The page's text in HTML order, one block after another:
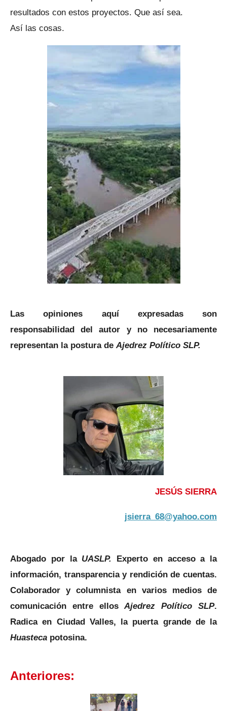
resultados con estos proyectos. Que así sea.
Así las cosas.
Las opiniones aquí expresadas son
responsabilidad del autor y no necesariamente
representan la postura deAjedrez Político SLP.
JESÚS SIERRA
jsierra_68@yahoo.com
Abogado por la UASLP. Experto en acceso a la
información, transparencia y rendición de cuentas.
Colaborador y columnista en varios medios de
comunicación entre ellosAjedrez Político SLP.
Radica en Ciudad Valles, la puerta grande de la
Huasteca potosina.
Anteriores: